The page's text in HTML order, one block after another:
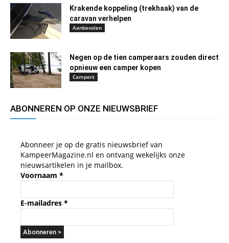
Krakende koppeling (trekhaak) van de
caravan verhelpen
Aanbevolen
Negen op de tien camperaars zouden direct
opnieuw een camper kopen
Campers
ABONNEREN OP ONZE NIEUWSBRIEF
Abonneer je op de gratis nieuwsbrief van
KampeerMagazine.nl en ontvang wekelijks onze
nieuwsartikelen in je mailbox.
Voornaam *
E-mailadres *